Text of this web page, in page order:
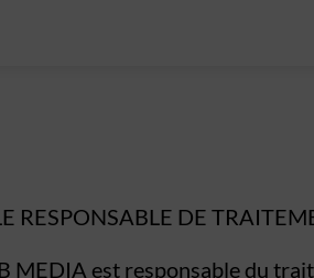
RESPONSABLE DE
MEDIA est responsable du